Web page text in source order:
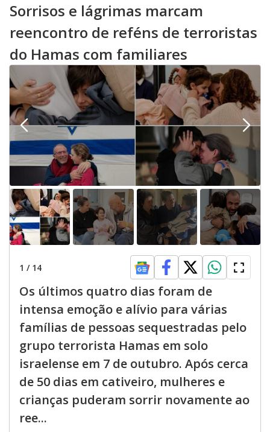
Sorrisos e lágrimas marcam
reencontro de reféns de terroristas
do Hamas com familiares
1 / 14
Os últimos quatro dias foram de
intensa emoção e alívio para várias
famílias de pessoas sequestradas pelo
grupo terrorista Hamas em solo
israelense em 7 de outubro. Após cerca
de 50 dias em cativeiro, mulheres e
crianças puderam sorrir novamente ao
ree...